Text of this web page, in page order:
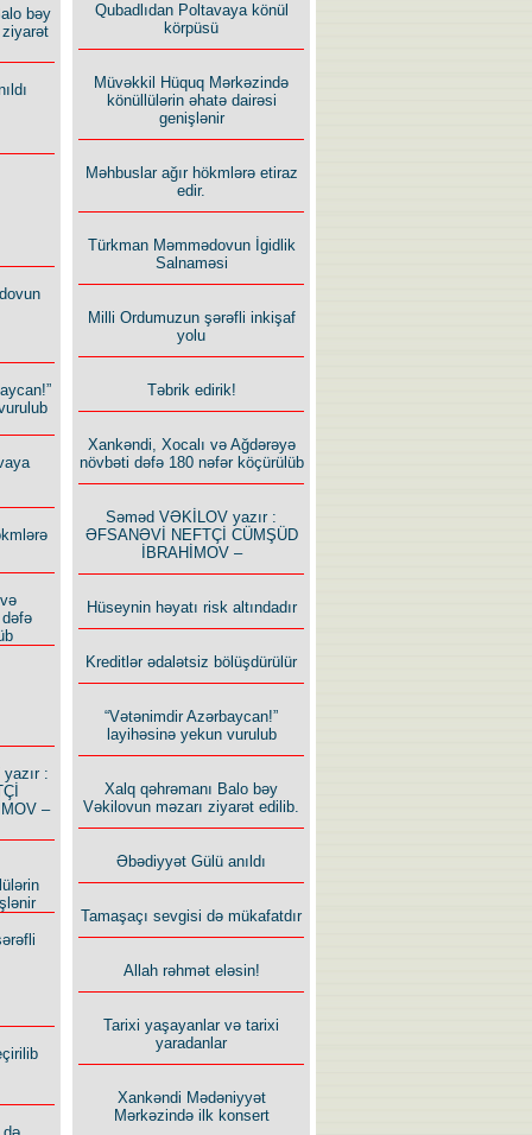
bəy
ziyarət
:
–
Qubadlıdan Poltavaya könül
körpüsü
Müvəkkil Hüquq Mərkəzində
könüllülərin əhatə dairəsi
genişlənir
Məhbuslar ağır hökmlərə etiraz
edir.
Türkman Məmmədovun İgidlik
Salnaməsi
Milli Ordumuzun şərəfli inkişaf
yolu
Təbrik edirik!
Xankəndi, Xocalı və Ağdərəyə
növbəti dəfə 180 nəfər köçürülüb
Səməd VƏKİLOV yazır :
ƏFSANƏVİ NEFTÇİ CÜMŞÜD
İBRAHİMOV –
Hüseynin həyatı risk altındadır
Kreditlər ədalətsiz bölüşdürülür
“Vətənimdir Azərbaycan!”
layihəsinə yekun vurulub
Xalq qəhrəmanı Balo bəy
Vəkilovun məzarı ziyarət edilib.
Əbədiyyət Gülü anıldı
Tamaşaçı sevgisi də mükafatdır
Allah rəhmət eləsin!
Tarixi yaşayanlar və tarixi
yaradanlar
Xankəndi Mədəniyyət
Mərkəzində ilk konsert